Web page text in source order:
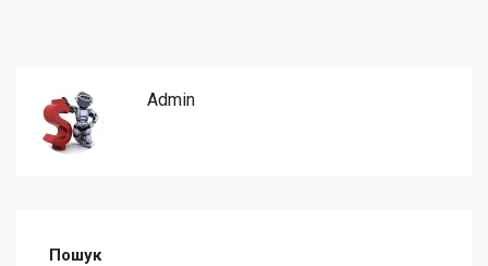
Admin
Пошук